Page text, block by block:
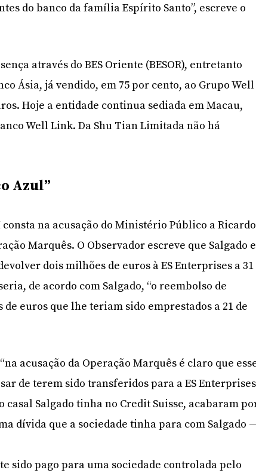
do banco da família Espírito Santo”, escreve o
através do BES Oriente (BESOR), entretanto
Ásia, já vendido, em 75 por cento, ao Grupo Well
Hoje a entidade continua sediada em Macau,
Well Link. Da Shu Tian Limitada não há
Azul”
na acusação do Ministério Público a Ricardo
Marquês. O Observador escreve que Salgado e
dois milhões de euros à ES Enterprises a 31
de acordo com Salgado, “o reembolso de
euros que lhe teriam sido emprestados a 21 de
acusação da Operação Marquês é claro que
de terem sido transferidos para a ES Enterprises
casal Salgado tinha no Credit Suisse, acabaram
dívida que a sociedade tinha para com Salgado
sido pago para uma sociedade controlada pelo